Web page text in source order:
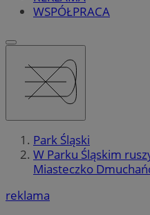
WSPÓŁPRACA
Park Śląski
W Parku Śląskim
Miasteczko
reklama